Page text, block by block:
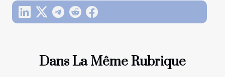
Dans La Même Rubrique